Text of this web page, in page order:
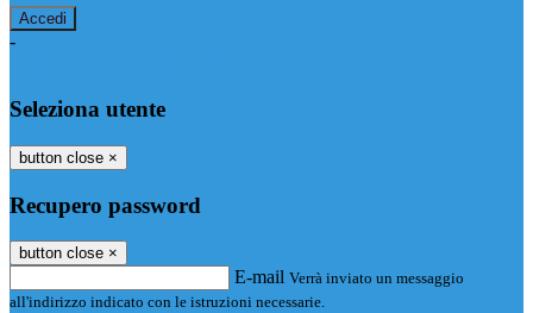
-
Seleziona utente
button close ×
Recupero password
button close ×
E-mail Verrà inviato un messaggio
all'indirizzo indicato con le istruzioni necessarie.